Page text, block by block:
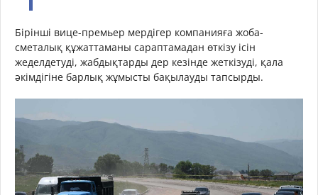
Бірінші вице-премьер мердігер компанияға жоба-
сметалық құжаттаманы сараптамадан өткізу ісін
жеделдетуді, жабдықтарды дер кезінде жеткізуді, қала
әкімдігіне барлық жұмысты бақылауды тапсырды.